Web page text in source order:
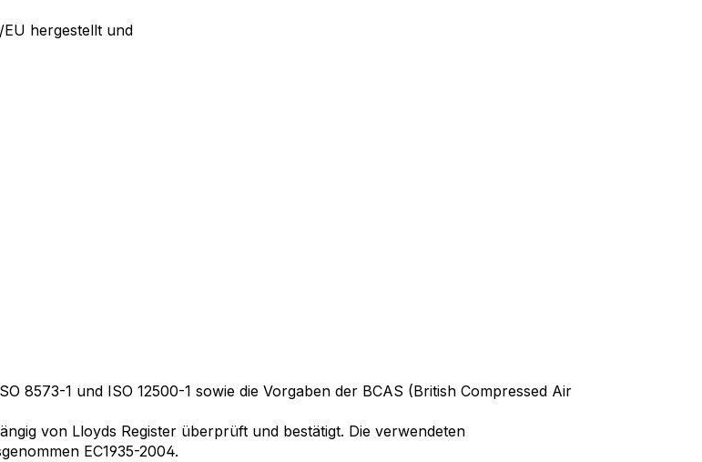
hergestellt und
8573-1 und ISO 12500-1 sowie die Vorgaben der BCAS (British Compressed Air
von Lloyds Register überprüft und bestätigt. Die verwendeten
EC1935-2004.